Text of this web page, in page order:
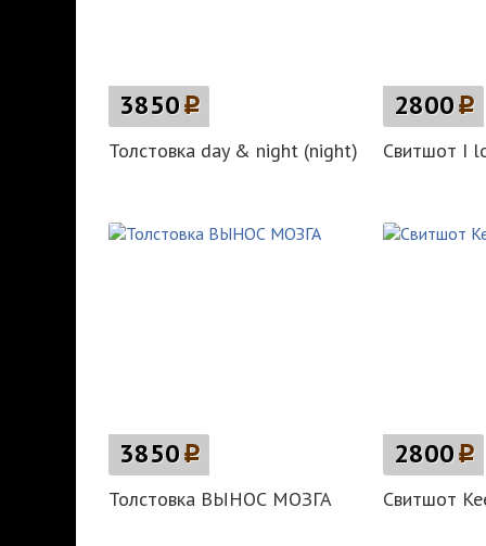
3850p
Толстовка day & night (night)
2800p
Свитшот I
3850p
Толстовка ВЫНОС МОЗГА
2800p
Свитшот